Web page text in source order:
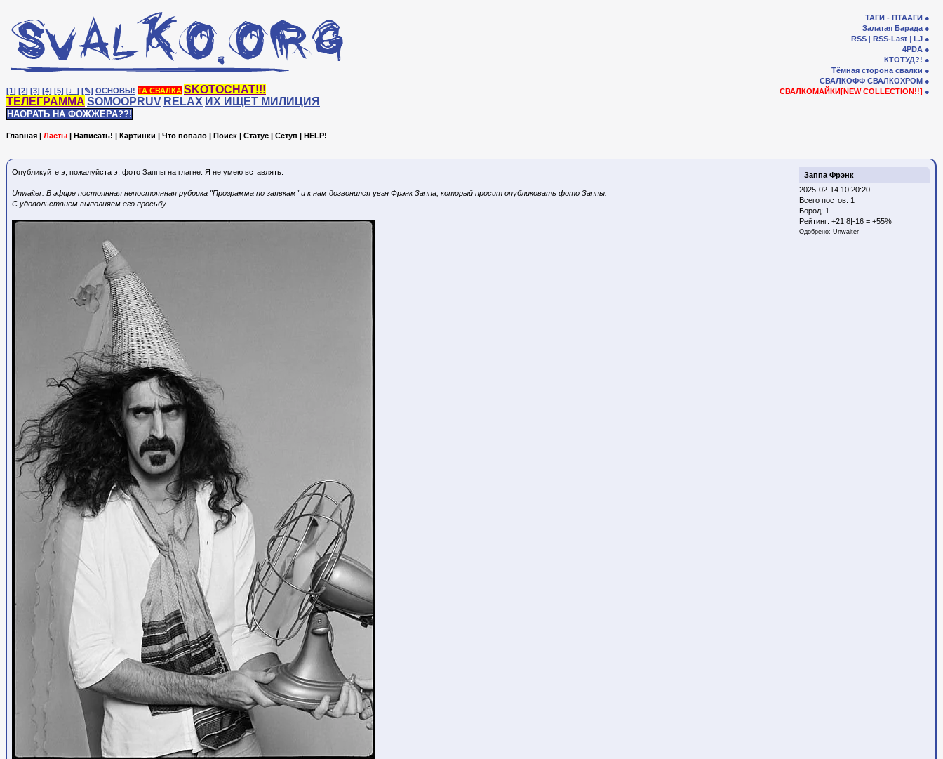
[1] [2] [3] [4] [5] [♩] [✎] ОСНОВЫ! ТА СВАЛКА SKOTOCHAT!!!
ТЕЛЕГРАММА SOMOOPRUV RELAX ИХ ИЩЕТ МИЛИЦИЯ
НАОРАТЬ НА ФОЖЖЕРА??!
ТАГИ - ПТААГИ
Залатая Барада
RSS | RSS-Last | LJ
4PDA
КТОТУД?!
Тёмная сторона свалки
СВАЛКОФФ СВАЛКОХРОМ
СВАЛКОМАЙКИ[NEW COLLECTION!!]
Главная | Ласты | Написать! | Картинки | Что попало | Поиск | Статус | Сетуп | HELP!
Заппа Фрэнк
2025-02-14 10:20:20
Всего постов: 1
Бород: 1
Рейтинг: +21|8|-16 = +55%
Одобрено: Unwaiter
Опубликуйте э, пожалуйста э, фото Заппы на глагне. Я не умею вставлять.
Unwaiter: В эфире постоянная непостоянная рубрика "Программа по заявкам" и к нам дозвонился увгн Фрэнк Заппа, который просит опубликовать фото Заппы.
С удовольствием выполняем его просьбу.